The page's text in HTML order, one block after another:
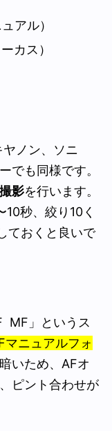
アル）
カス）
ノン、ソニ
でも同様です。
影を行います。
秒、絞り10く
ておくと良いで
MF」というス
マニュアルフォ
いため、AFオ
ピント合わせが